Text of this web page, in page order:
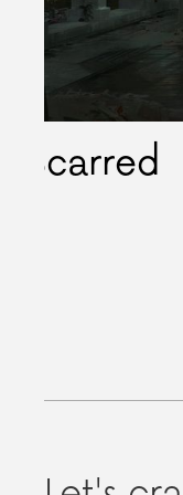
Scarred